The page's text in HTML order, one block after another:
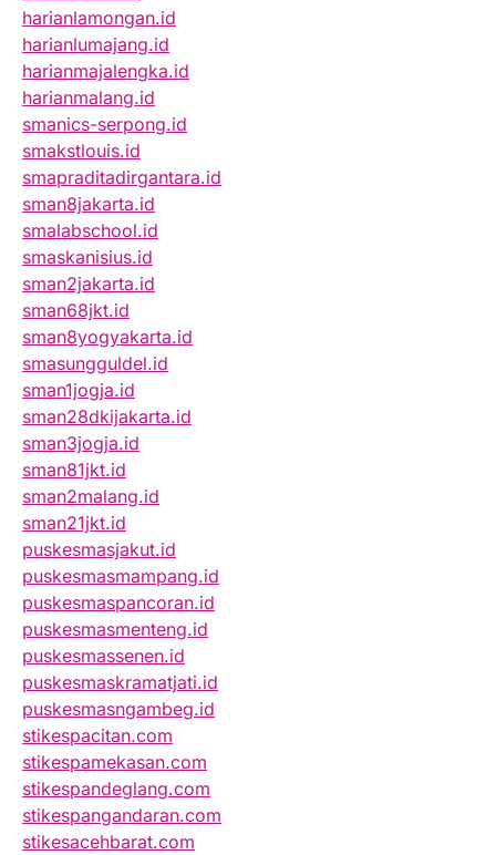
harianlamongan.id
harianlumajang.id
harianmajalengka.id
harianmalang.id
smanics-serpong.id
smakstlouis.id
smapraditadirgantara.id
sman8jakarta.id
smalabschool.id
smaskanisius.id
sman2jakarta.id
sman68jkt.id
sman8yogyakarta.id
smasungguldel.id
sman1jogja.id
sman28dkijakarta.id
sman3jogja.id
sman81jkt.id
sman2malang.id
sman21jkt.id
puskesmasjakut.id
puskesmasmampang.id
puskesmaspancoran.id
puskesmasmenteng.id
puskesmassenen.id
puskesmaskramatjati.id
puskesmasngambeg.id
stikespacitan.com
stikespamekasan.com
stikespandeglang.com
stikespangandaran.com
stikesacehbarat.com